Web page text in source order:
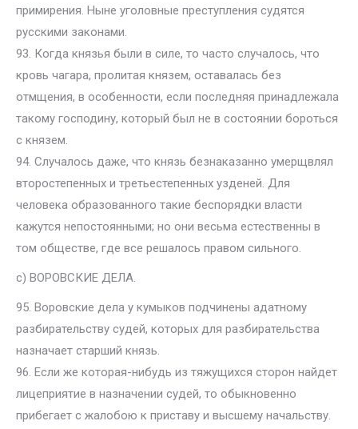
примирения. Ныне уголовные преступления судятся
русскими законами.
93. Когда князья были в силе, то часто случалось, что
кровь чагара, пролитая князем, оставалась без
отмщения, в особенности, если последняя принадлежала
такому господину, который был не в состоянии бороться
с князем.
94. Случалось даже, что князь безнаказанно умерщвлял
второстепенных и третьестепенных узденей. Для
человека образованного такие беспорядки власти
кажутся непостоянными; но они весьма естественны в
том обществе, где все решалось правом сильного.
с) ВОРОВСКИЕ ДЕЛА.
95. Воровские дела у кумыков подчинены адатному
разбирательству судей, которых для разбирательства
назначает старший князь.
96. Если же которая-нибудь из тяжущихся сторон найдет
лицеприятие в назначении судей, то обыкновенно
прибегает с жалобою к приставу и высшему начальству.